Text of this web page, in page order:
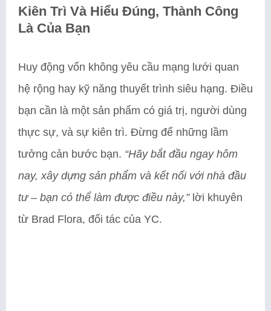
Kiên Trì Và Hiểu Đúng, Thành Công
Là Của Bạn
Huy động vốn không yêu cầu mạng lưới quan
hệ rộng hay kỹ năng thuyết trình siêu hạng. Điều
bạn cần là một sản phẩm có giá trị, người dùng
thực sự, và sự kiên trì. Đừng để những lầm
tưởng cản bước bạn. “Hãy bắt đầu ngay hôm
nay, xây dựng sản phẩm và kết nối với nhà đầu
tư – bạn có thể làm được điều này,”lời khuyên
từ Brad Flora, đối tác của YC.